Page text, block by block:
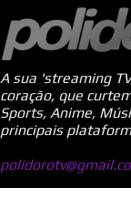
A sua 'streaming
coração, que
Sports, Anime,
principais